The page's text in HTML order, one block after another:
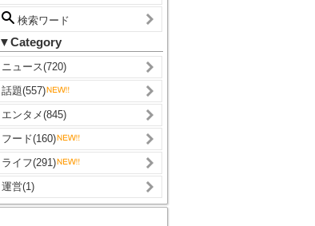
検索ワード
▼Category
ニュース(720)
話題(557)
エンタメ(845)
フード(160)
ライフ(291)
運営(1)